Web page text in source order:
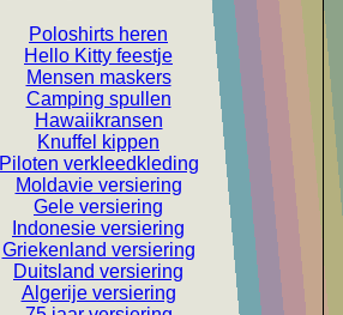
Poloshirts heren
Hello Kitty feestje
Mensen maskers
Camping spullen
Hawaiikransen
Knuffel kippen
Piloten verkleedkleding
Moldavie versiering
Gele versiering
Indonesie versiering
Griekenland versiering
Duitsland versiering
Algerije versiering